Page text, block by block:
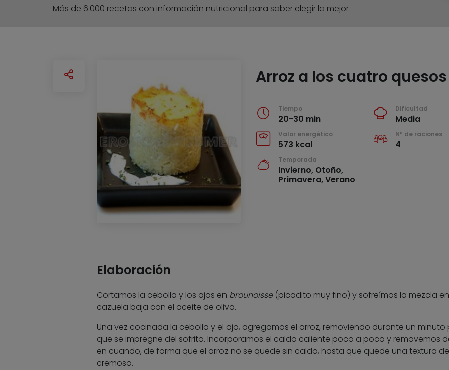
Más de 6.000 recetas con información nutricional para saber elegir la mejor
Arroz a los cuatro quesos
Tiempo
20-30 min
Dificultad
Media
Valor energético
573 kcal
Nº de raciones
4
Temporada
Invierno, Otoño,
Primavera, Verano
Elaboración
Cortamos la cebolla y los ajos en brounoisse(picadito muy fino) y sofreímos la mezcla
cazuela baja con el aceite de oliva.
Una vez cocinada la cebolla y el ajo, agregamos el arroz, removiendo durante un minuto
que se impregne del sofrito. Incorporamos el caldo caliente poco a poco y removemos
en cuando, de forma que el arroz no se quede sin caldo, hasta que quede una textura
cremoso.